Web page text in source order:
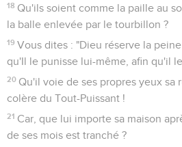
18 Qu'ils soient comme la paille au
la balle enlevée par le tourbillon ?
19 Vous dites : "Dieu réserve la
qu'Il le punisse lui-même, afin qu'il
20 Qu'il voie de ses propres yeux sa
colère du Tout-Puissant !
21 Car, que lui importe sa maison
de ses mois est tranché ?